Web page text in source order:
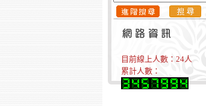
目前線上人數： 24人
累計人數：